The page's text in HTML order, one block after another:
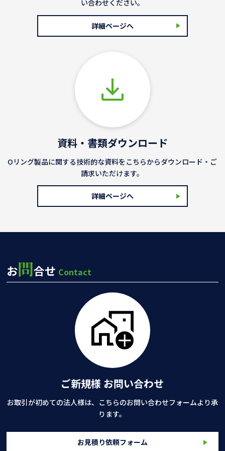
い合わせください。
詳細ページへ
資料・書類ダウンロード
Oリング製品に関する技術的な資料をこちらからダウンロード・ご
請求いただけます。
詳細ページへ
お問合せ Contact
ご新規様 お問い合わせ
お取引が初めての法人様は、こちらのお問い合わせフォームより承
ります。
お見積り依頼フォーム